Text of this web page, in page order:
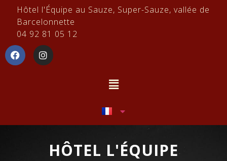
Hôtel l'Équipe au Sauze, Super-Sauze, vallée de
Barcelonnette
04 92 81 05 12
HÔTEL L'ÉQUIPE